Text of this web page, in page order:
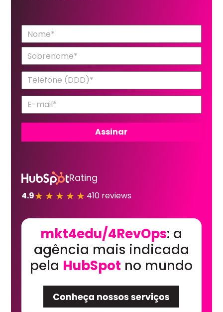
Rating
4.9★★★★★ 410 reviews
mkt4edu/4RevOps: a
agência mais indicada
pela HubSpot no mundo